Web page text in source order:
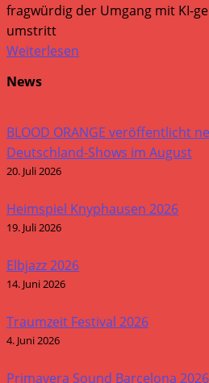
fragwürdig der Umgang mit KI-
umstritt
Weiterlesen
News
BLOOD ORANGE veröffentlicht
Deutschland-Shows im August
20. Juli 2026
Heimspiel Knyphausen 2026
19. Juli 2026
Elbjazz 2026
14. Juni 2026
Traumzeit Festival 2026
4. Juni 2026
Primavera Sound Barcelona 2026